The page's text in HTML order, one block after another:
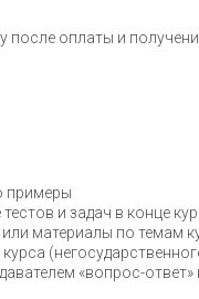
после оплаты и
примеры
и задач в конце
материалы по темам
«вопрос-ответ»